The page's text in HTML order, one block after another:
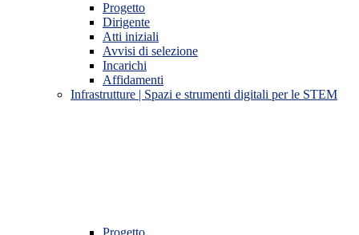
Progetto
Dirigente
Atti iniziali
Avvisi di selezione
Incarichi
Affidamenti
Infrastrutture | Spazi e strumenti digitali per le STEM